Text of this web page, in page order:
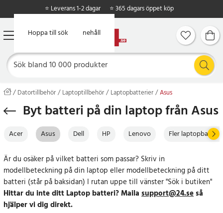
Hoppa till huvudinnehåll
Hoppa till sök
⭐ Leverans 1-2 dagar ⭐ 365 dagars öppet köp
Datortillbehör Laptoptillbehör Laptopbatterier Asus
Byt batteri på din laptop från Asus
Acer Asus Dell HP Lenovo Fler
Är du osäker på vilket batteri som passar? Skriv in
modellbeteckning på din laptop eller modellbeteckning på ditt
batteri (står på baksidan) I rutan uppe till vänster "Sök i butiken"
Hittar du inte ditt Laptop batteri? Maila support@24.seså
hjälper vi dig direkt.